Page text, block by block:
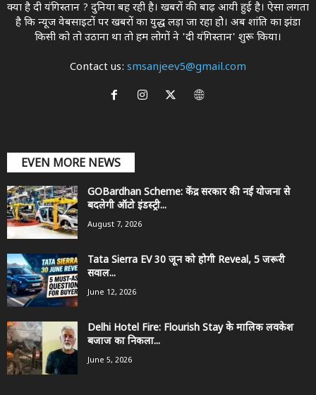
क्या है दी यंगिस्तान ? दुनिया बह रही है। खबरों की बाढ़ आयी हुई है। ऐसा लगता
है कि न्यूज वेबसाइटों पर खबरों का युद्ध लड़ा जा रहा होे। अब शांति का झंडा
किसी को तो उठाना था ताे हम लोगों ने 'दी यंगिस्तान' शुरू किया।
Contact us: smsanjeev5@gmail.com
EVEN MORE NEWS
GOBardhan Scheme: केंद्र सरकार की नई योजना से
बदलेगी ऑटो इंडस्ट्री...
August 7, 2026
Tata Sierra EV 30 जून को होगी Reveal, 5 जरूरी
सवाल...
June 12, 2026
Delhi Hotel Fire: Flourish Stay के मालिक लवकेश
बजाज का निकला...
June 5, 2026